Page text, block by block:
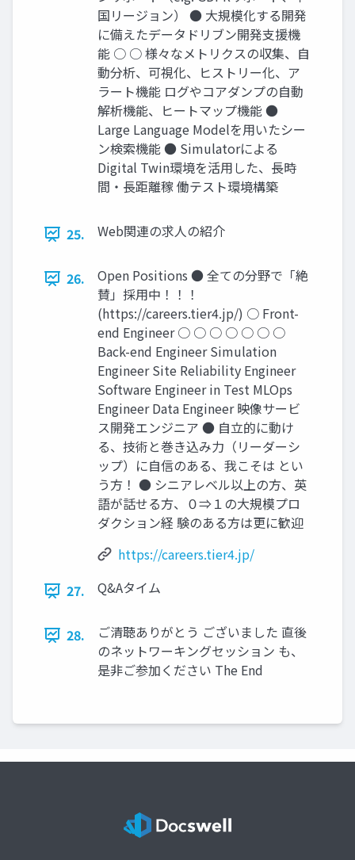
国リージョン） ● 大規模化する開発
に備えたデータドリブン開発支援機
能 ○ ○ 様々なメトリクスの収集、自
動分析、可視化、ヒストリー化、ア
ラート機能 ログやコアダンプの自動
解析機能、ヒートマップ機能 ●
Large Language Modelを用いたシー
ン検索機能 ● Simulatorによる
Digital Twin環境を活用した、長時
間・長距離稼 働テスト環境構築
25. Web関連の求人の紹介
26.
Open Positions ● 全ての分野で「絶
賛」採用中！！！
(https://careers.tier4.jp/) ○ Front-
end Engineer ○ ○ ○ ○ ○ ○ ○
Back-end Engineer Simulation
Engineer Site Reliability Engineer
Software Engineer in Test MLOps
Engineer Data Engineer 映像サービ
ス開発エンジニア ● 自立的に動け
る、技術と巻き込み力（リーダーシ
ップ）に自信のある、我こそは とい
う方！ ● シニアレベル以上の方、英
語が話せる方、０⇒１の大規模プロ
ダクション経 験のある方は更に歓迎
https://careers.tier4.jp/
27.
Q&Aタイム
28.
ご清聴ありがとう ございました 直後
のネットワーキングセッション も、
是非ご参加ください The End